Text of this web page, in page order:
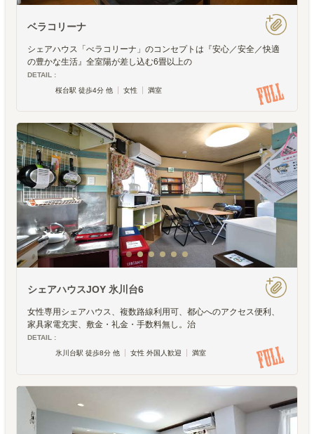
ベラコリーナ
シェアハウス「べラコリーナ」のコンセプトは『安心／安全／快適
の豊かな生活』全室陽が差し込む6畳以上の
DETAIL :
桜台駅 徒歩4分 他
女性 満室
シェアハウスJOY 氷川台6
女性専用シェアハウス、複数路線利用可、都心へのアクセス便利、
家具家電充実、敷金・礼金・手数料無し。治
DETAIL :
氷川台駅 徒歩8分 他
女性 外国人歓迎 満室